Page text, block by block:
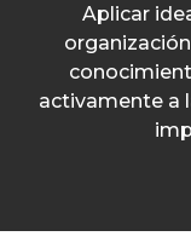
Aplicar
activamente a